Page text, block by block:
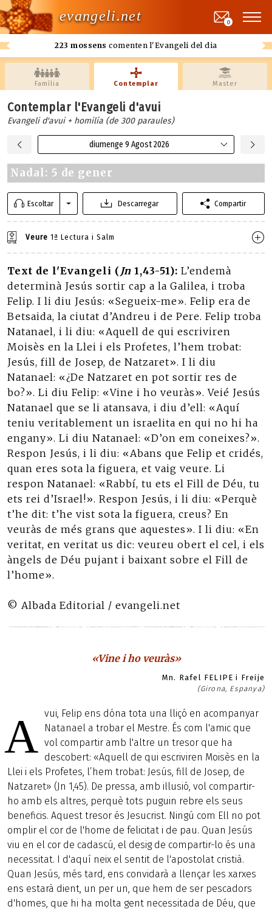
evangeli.net
223 mossens comenten l'Evangeli del dia
0
Família Contemplar Master
Contemplar l'Evangeli d'avui
Evangeli d'avui + homilía (de 300 paraules)
diumenge 9 Agost 2026
Nadal: 5 de gener
Escoltar Descarregar Compartir
Veure 1ª Lectura i Salm
Text de l'Evangeli ( Jn 1,43-51): L’endemà
determinà Jesús sortir cap a la Galilea, i troba
Felip. I li diu Jesús: «Segueix-me». Felip era de
Betsaida, la ciutat d’Andreu i de Pere. Felip troba
Natanael, i li diu: «Aquell de qui escriviren
Moisès en la Llei i els Profetes, l’hem trobat:
Jesús, fill de Josep, de Natzaret». I li diu
Natanael: «¿De Natzaret en pot sortir res de
bo?». Li diu Felip: «Vine i ho veuràs». Veié Jesús
Natanael que se li atansava, i diu d’ell: «Aquí
teniu veritablement un israelita en qui no hi ha
engany». Li diu Natanael: «D’on em coneixes?».
Respon Jesús, i li diu: «Abans que Felip et cridés,
quan eres sota la figuera, et vaig veure. Li
respon Natanael: «Rabbí, tu ets el Fill de Déu, tu
ets rei d’Israel!». Respon Jesús, i li diu: «Perquè
t’he dit: t’he vist sota la figuera, creus? En
veuràs de més grans que aquestes». I li diu: «En
veritat, en veritat us dic: veureu obert el cel, i els
àngels de Déu pujant i baixant sobre el Fill de
l’home».
© Albada Editorial / evangeli.net
«Vine i ho veuràs»
Mn. Rafel FELIPE i Freije
(Girona, Espanya)
A vui, Felip ens dóna tota una lliçó en acompanyar
Natanael a trobar el Mestre. És com l'amic que
vol compartir amb l'altre un tresor que ha
descobert: «Aquell de qui escriviren Moisès en la
Llei i els Profetes, l’hem trobat: Jesús, fill de Josep, de
Natzaret» (Jn 1,45). De pressa, amb il·lusió, vol compartir-
ho amb els altres, perquè tots puguin rebre els seus
beneficis. Aquest tresor és Jesucrist. Ningú com Ell no pot
omplir el cor de l'home de felicitat i de pau. Quan Jesús
viu en el cor de cadascú, el desig de compartir-lo és una
necessitat. I d'aquí neix el sentit de l'apostolat cristià.
Quan Jesús, més tard, ens convidarà a llençar les xarxes
ens estarà dient, un per un, que hem de ser pescadors
d'homes, que hi ha molta gent necessitada de Déu, que